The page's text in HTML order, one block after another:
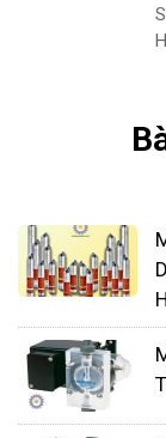
ngũ chuyên
làm hài lòng
Bạn có nhu
viên hỗ trợ